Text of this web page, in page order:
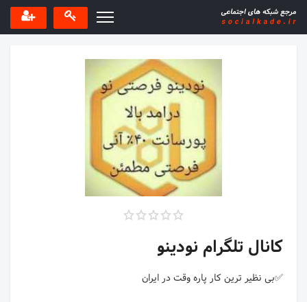
کانال تلگرام نودینو